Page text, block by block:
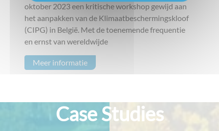
oktober 2023 een kritische workshop gewijd aan
het aanpakken van de Klimaatbeschermingskloof
(CIPG) in België. Met de toenemende frequentie
en ernst van wereldwijde
Meer informatie
Case Studies